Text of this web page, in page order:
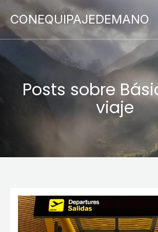
CONEQUIPAJEDEMANO
Posts sobre
viaje